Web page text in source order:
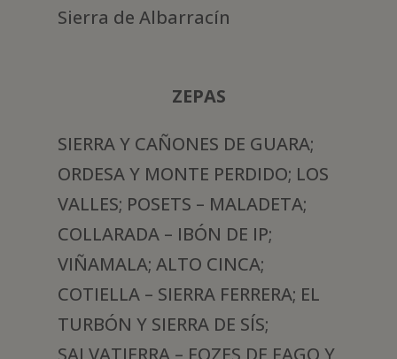
Sierra de Albarracín
ZEPAS
SIERRA Y CAÑONES DE GUARA;
ORDESA Y MONTE PERDIDO; LOS
VALLES; POSETS – MALADETA;
COLLARADA – IBÓN DE IP;
VIÑAMALA; ALTO CINCA;
COTIELLA – SIERRA FERRERA; EL
TURBÓN Y SIERRA DE SÍS;
SALVATIERRA – FOZES DE FAGO Y